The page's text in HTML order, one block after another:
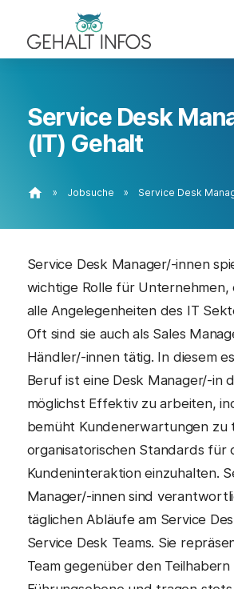
Service Desk
(IT) Gehalt
home » Jobsuche » Service Desk
Service Desk Manager/-innen
wichtige Rolle für Unternehmen,
alle Angelegenheiten des IT
Oft sind sie auch als Sales
Händler/-innen tätig. In diesem
Beruf ist eine Desk Manager/-in
möglichst Effektiv zu arbeiten,
bemüht Kundenerwartungen
organisatorischen Standards für
Kundeninteraktion einzuhalten.
Manager/-innen sind
täglichen Abläufe am Service
Service Desk Teams. Sie
Team gegenüber den